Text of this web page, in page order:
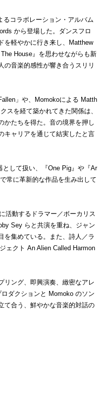
るコラボレーション・アルバム
から登場した。ダンスフロ
軽やかに行き来し、
Matthew
House』を思わせながらも新
の音楽的感性が響き合うスリリ
」や、 Momokoによる Matth
スを経て築かれてきた関係は、
かたちを得た。音の境界を押し
キャリアを通じて結実したと言
として扱い、『One Pig』や『Ar
常に革新的な作品を生み出して
活動するドラマー／ボーカリス
Sey らと共演を重ね、ジャン
を集めている。また、詩人／ラ
ェクト An Alien Called Harmon
リング、即興演奏、緻密なアレ
ダクションと Momoko のソン
て合う、鮮やかな音楽的対話の